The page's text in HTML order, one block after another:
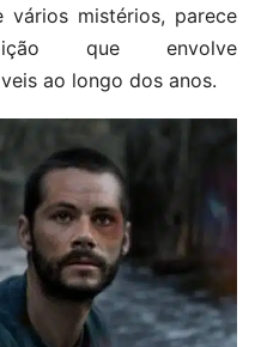
mistérios, parece
que envolve
ao longo dos anos.